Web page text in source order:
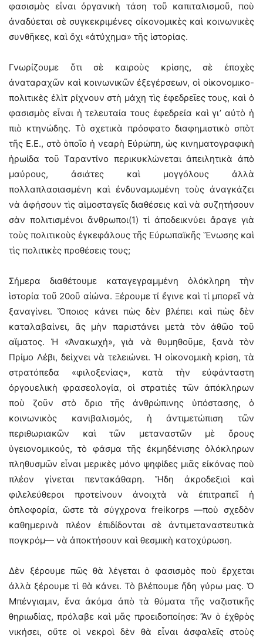
φασισμὸς εἶναι ὀργανικὴ τάση τοῦ καπιταλισμοῦ, ποὺ
ἀναδύεται σὲ συγκεκριμένες οἰκονομικὲς καὶ κοινωνικὲς
συνθῆκες, καὶ ὄχι «ἀτύχημα» τῆς ἱστορίας.
Γνωρίζουμε ὅτι σὲ καιροὺς κρίσης, σὲ ἐποχὲς
ἀναταραχῶν καὶ κοινωνικῶν ἐξεγέρσεων, οἱ οἰκονομικο-
πολιτικὲς ἐλὶτ ρίχνουν στὴ μάχη τὶς ἐφεδρεῖες τους, καὶ ὁ
φασισμὸς εἶναι ἡ τελευταία τους ἐφεδρεία καὶ γι’ αὐτὸ ἡ
πιὸ κτηνώδης. Τὸ σχετικὰ πρόσφατο διαφημιστικὸ σπὸτ
τῆς Ε.Ε., στὸ ὁποῖο ἡ νεαρὴ Εὐρώπη, ὡς κινηματογραφικὴ
ἡρωίδα τοῦ Ταραντίνο περικυκλώνεται ἀπειλητικὰ ἀπὸ
μαύρους, ἀσιάτες καὶ μογγόλους ἀλλὰ
πολλαπλασιασμένη καὶ ἐνδυναμωμένη τοὺς ἀναγκάζει
νὰ ἀφήσουν τὶς αἱμοσταγεῖς διαθέσεις καὶ νὰ συζητήσουν
σὰν πολιτισμένοι ἄνθρωποι(1) τί ἀποδεικνύει ἄραγε γιὰ
τοὺς πολιτικοὺς ἐγκεφάλους τῆς Εὐρωπαϊκῆς Ἕνωσης καὶ
τὶς πολιτικὲς προθέσεις τους;
Σήμερα διαθέτουμε καταγεγραμμένη ὁλόκληρη τὴν
ἱστορία τοῦ 20οῦ αἰώνα. Ξέρουμε τί ἔγινε καὶ τί μπορεῖ νὰ
ξαναγίνει. Ὅποιος κάνει πὼς δὲν βλέπει καὶ πὼς δὲν
καταλαβαίνει, ἂς μὴν παριστάνει μετὰ τὸν ἀθῶο τοῦ
αἵματος. Ἡ «Ἀνακωχή», γιὰ νὰ θυμηθοῦμε, ξανὰ τὸν
Πρίμο Λέβι, δείχνει νὰ τελειώνει. Ἡ οἰκονομικὴ κρίση, τὰ
στρατόπεδα «φιλοξενίας», κατὰ τὴν εὐφάνταστη
ὀργουελικὴ φρασεολογία, οἱ στρατιὲς τῶν ἀπόκληρων
ποὺ ζοῦν στὸ ὅριο τῆς ἀνθρώπινης ὑπόστασης, ὁ
κοινωνικὸς κανιβαλισμός, ἡ ἀντιμετώπιση τῶν
περιθωριακῶν καὶ τῶν μεταναστῶν μὲ ὅρους
ὑγειονομικούς, τὸ φάσμα τῆς ἐκμηδένισης ὁλόκληρων
πληθυσμῶν εἶναι μερικὲς μόνο ψηφίδες μιᾶς εἰκόνας ποὺ
πλέον γίνεται πεντακάθαρη. Ἤδη ἀκροδεξιοὶ καὶ
φιλελεύθεροι προτείνουν ἀνοιχτὰ νὰ ἐπιτραπεῖ ἡ
ὁπλοφορία, ὥστε τὰ σύγχρονα freikorps —ποὺ σχεδὸν
καθημερινὰ πλέον ἐπιδίδονται σὲ ἀντιμεταναστευτικὰ
πογκρόμ— νὰ ἀποκτήσουν καὶ θεσμικὴ κατοχύρωση.
Δὲν ξέρουμε πῶς θὰ λέγεται ὁ φασισμὸς ποὺ ἔρχεται
ἀλλὰ ξέρουμε τί θὰ κάνει. Τὸ βλέπουμε ἤδη γύρω μας. Ὁ
Μπένγιαμιν, ἕνα ἀκόμα ἀπὸ τὰ θύματα τῆς ναζιστικῆς
θηριωδίας, πρόλαβε καὶ μᾶς προειδοποίησε: Ἂν ὁ ἐχθρὸς
νικήσει, οὔτε οἱ νεκροὶ δὲν θὰ εἶναι ἀσφαλεῖς στοὺς